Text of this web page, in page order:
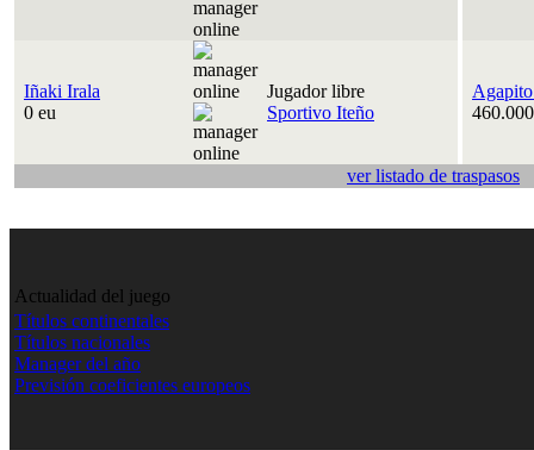
Iñaki Irala
0 eu
Jugador libre
Sportivo Iteño
ver listado de traspasos
Actualidad del juego
Títulos continentales
Títulos nacionales
Manager del año
Previsión coeficientes europeos